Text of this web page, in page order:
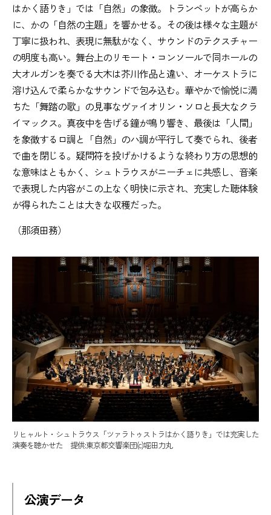
はかく語りき」では「自然」の象徴。トランペットが高らか
に、かの「自然の主題」を響かせる。その後は様々な主題が
丁寧に扱われ、表現に無駄がなく、サウンドのテクスチャー
の明度も高い。舞台上のリモート・コンソールで同ホールの
大オルガンを奏でる大木は芥川作品と違い、オーケストラに
溶け込んで柔らかなサウンドで包み込む。華やかで愉悦に満
ちた「舞踏の歌」の見事なヴァイオリン・ソロと長大なクラ
イマックス。真夜中を告げる鐘が鳴り響き、最後は「人間」
を象徴するロ調と「自然」のハ調が平行して奏でられ、後者
で曲を閉じる。疑問符を投げかけるような終わり方の思想的
な意味はともかく、シュトラウスがニーチェに共感し、音楽
で表現した内容がこの上なく明快に示され、充実した聴体験
が得られたことは大きな収穫だった。
（那須田務）
リヒャルト・シュトラウス「ツァラトゥストラはかく語りき」では充実した
演奏を聴かせた 提供:東京都交響楽団(c)堀田力丸
公演データ